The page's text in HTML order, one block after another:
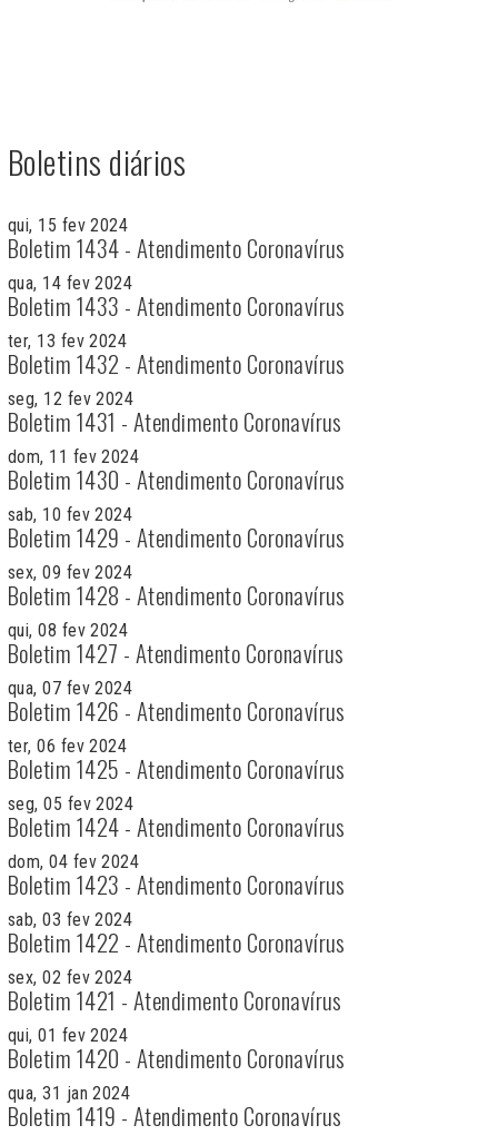
Boletins diários
qui, 15 fev 2024
Boletim 1434 - Atendimento Coronavírus
qua, 14 fev 2024
Boletim 1433 - Atendimento Coronavírus
ter, 13 fev 2024
Boletim 1432 - Atendimento Coronavírus
seg, 12 fev 2024
Boletim 1431 - Atendimento Coronavírus
dom, 11 fev 2024
Boletim 1430 - Atendimento Coronavírus
sab, 10 fev 2024
Boletim 1429 - Atendimento Coronavírus
sex, 09 fev 2024
Boletim 1428 - Atendimento Coronavírus
qui, 08 fev 2024
Boletim 1427 - Atendimento Coronavírus
qua, 07 fev 2024
Boletim 1426 - Atendimento Coronavírus
ter, 06 fev 2024
Boletim 1425 - Atendimento Coronavírus
seg, 05 fev 2024
Boletim 1424 - Atendimento Coronavírus
dom, 04 fev 2024
Boletim 1423 - Atendimento Coronavírus
sab, 03 fev 2024
Boletim 1422 - Atendimento Coronavírus
sex, 02 fev 2024
Boletim 1421 - Atendimento Coronavírus
qui, 01 fev 2024
Boletim 1420 - Atendimento Coronavírus
qua, 31 jan 2024
Boletim 1419 - Atendimento Coronavírus